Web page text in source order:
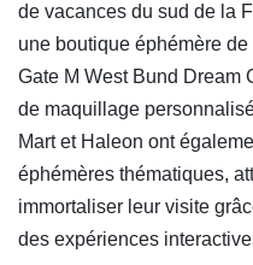
de vacances du sud de la
une boutique éphémère
Gate M West Bund Dream
de maquillage
Mart et Haleon ont
éphémères thématiques,
immortaliser leur visite
des expériences